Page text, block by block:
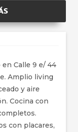
Calle 9 e/ 44
Amplio living
y aire
Cocina con
con placares,